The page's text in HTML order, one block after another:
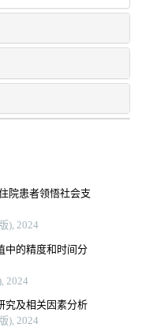
院患者领悟社会支
), 2024
中的精度和时间分
2024
究及相关因素分析
), 2024